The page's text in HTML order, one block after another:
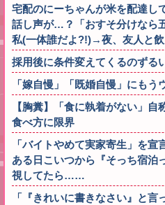
宅配のにーちゃんが米を配達し
話し声が…？「おすそ分けなら
私(一体誰だよ?!)→夜、友人と
採用後に条件変えてくるのずる
「嫁自慢」「既婚自慢」にもう
【胸糞】「食に執着がない」
食べ方に限界
「バイトやめて実家寄生」を
ある日こいつから『そっち宿泊
視してたら……
「『きれいに書きなさい』と